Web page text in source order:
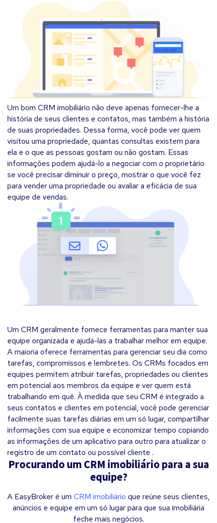
Um bom CRM imobiliário não deve apenas fornecer-lhe a
história de seus clientes e contatos, mas também a história
de suas propriedades. Dessa forma, você pode ver quem
visitou uma propriedade, quantas consultas existem para
ela e o que as pessoas gostam ou não gostam. Essas
informações podem ajudá-lo a negociar com o proprietário
se você precisar diminuir o preço, mostrar o que você fez
para vender uma propriedade ou avaliar a eficácia de sua
equipe de vendas.
Um CRM geralmente fornece ferramentas para manter sua
equipe organizada e ajudá-las a trabalhar melhor em equipe.
A maioria oferece ferramentas para gerenciar seu dia como
tarefas, compromissos e lembretes. Os CRMs focados em
equipes permitem atribuir tarefas, propriedades ou clientes
em potencial aos membros da equipe e ver quem está
trabalhando em quê. À medida que seu CRM é integrado a
seus contatos e clientes em potencial, você pode gerenciar
facilmente suas tarefas diárias em um só lugar, compartilhar
informações com sua equipe e economizar tempo copiando
as informações de um aplicativo para outro para atualizar o
registro de um contato ou possível cliente .
Procurando um CRM imobiliário para a sua
equipe?
A EasyBroker é um CRM imobiliário que reúne seus clientes,
anúncios e equipe em um só lugar para que sua imobiliária
feche mais negócios.